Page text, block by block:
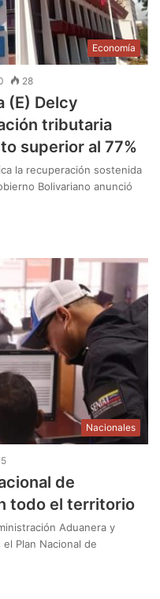
Economía
28
(E) Delcy
tributaria
superior al 77%
la recuperación sostenida
Bolivariano anunció
Nacionales
de
todo el territorio
Aduanera y
Plan Nacional de